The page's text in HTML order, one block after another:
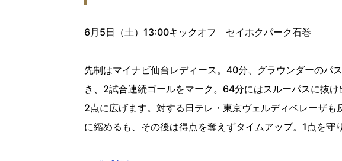
6月5日（土）13:00キックオフ セイホクパーク石巻
先制はマイナビ仙台レディース。40分、グラウンダーのパ
き、2試合連続ゴールをマーク。64分にはスルーパスに抜
2点に広げます。対する日テレ・東京ヴェルディベレーザ
に縮めるも、その後は得点を奪えずタイムアップ。1点を守